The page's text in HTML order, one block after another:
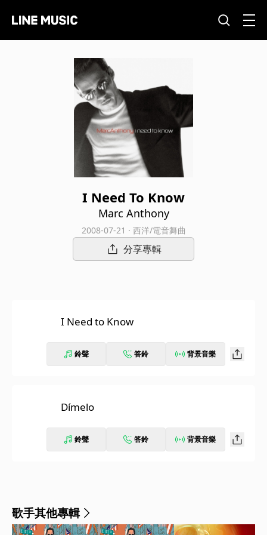
I Need To Know
Marc Anthony
2008-07-21 · 西洋/電音舞曲
分享專輯
I Need to Know
鈴聲 答鈴 背景音樂
Dímelo
鈴聲 答鈴 背景音樂
歌手其他專輯